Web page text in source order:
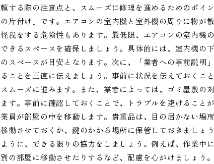
頼する際の注意点と、スムーズに修理を進めるためのポイ
の片付け」です。エアコンの室内機と室外機の周りに物が
怪我をする危険性もあります。最低限、エアコンの室内機
できるスペースを確保しましょう。具体的には、室内機
のスペースが目安となります。次に、「業者への事前説明
ることを正直に伝えましょう。事前に状況を伝えておくこ
スムーズに進みます。また、業者によっては、ゴミ屋敷の
ます。事前に確認しておくことで、トラブルを避けるこ
業員が部屋の中を移動します。貴重品は、目の届かない場
移動させておくか、鍵のかかる場所に保管しておきましょ
ように、できる限りの協力をしましょう。例えば、作業中
別の部屋に移動させたりするなど、配慮を心がけましょう